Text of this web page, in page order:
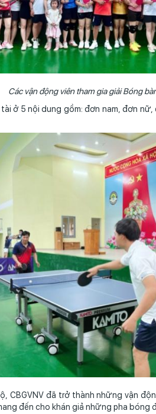
Các vận động viên tham gia giải Bóng
ở 5 nội dung gồm: đơn nam, đơn
đã trở thành những vận
đến cho khán giả những pha bóng